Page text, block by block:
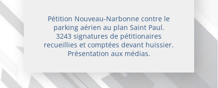
Pétition Nouveau-Narbonne contre le
parking aérien au plan Saint Paul.
3243 signatures de pétitionaires
recueillies et comptées devant huissier.
Présentation aux médias.